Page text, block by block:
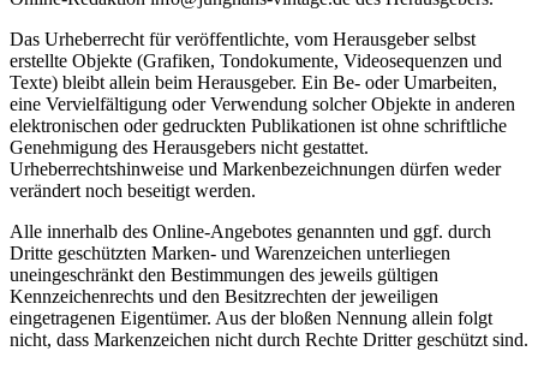
Das Urheberrecht für veröffentlichte, vom Herausgeber selbst
erstellte Objekte (Grafiken, Tondokumente, Videosequenzen und
Texte) bleibt allein beim Herausgeber. Ein Be- oder Umarbeiten,
eine Vervielfältigung oder Verwendung solcher Objekte in anderen
elektronischen oder gedruckten Publikationen ist ohne schriftliche
Genehmigung des Herausgebers nicht gestattet.
Urheberrechtshinweise und Markenbezeichnungen dürfen weder
verändert noch beseitigt werden.
Alle innerhalb des Online-Angebotes genannten und ggf. durch
Dritte geschützten Marken- und Warenzeichen unterliegen
uneingeschränkt den Bestimmungen des jeweils gültigen
Kennzeichenrechts und den Besitzrechten der jeweiligen
eingetragenen Eigentümer. Aus der bloßen Nennung allein folgt
nicht, dass Markenzeichen nicht durch Rechte Dritter geschützt sind.